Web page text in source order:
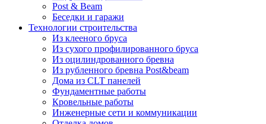
Post & Beam
Беседки и гаражи
Технологии строительства
Из клееного бруса
Из сухого профилированного бруса
Из оцилиндрованного бревна
Из рубленного бревна Post&beam
Дома из CLT панелей
Фундаментные работы
Кровельные работы
Инженерные сети и коммуникации